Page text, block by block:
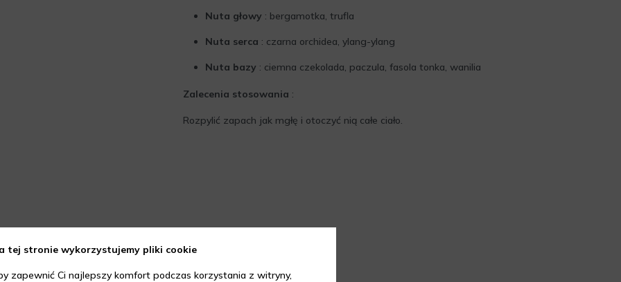
Nuta głowy : bergamotka, trufla
Nuta serca : czarna orchidea, ylang-ylang
Nuta bazy : ciemna czekolada, paczula, fasola tonka, wanilia
Zalecenia stosowania :
Rozpylić zapach jak mgłę i otoczyć nią całe ciało.
tej stronie wykorzystujemy pliki cookie
zapewnić Ci najlepszy komfort podczas korzystania z witryny,